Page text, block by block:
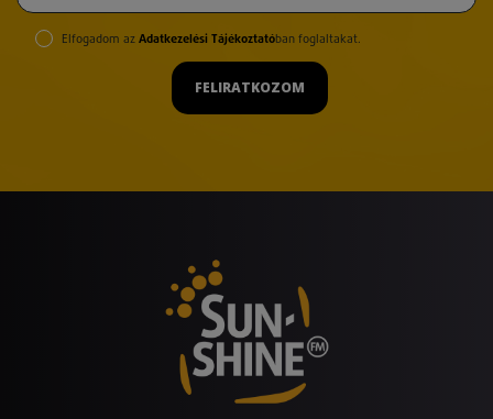
Elfogadom az Adatkezelési Tájékoztatóban foglaltakat.
FELIRATKOZOM